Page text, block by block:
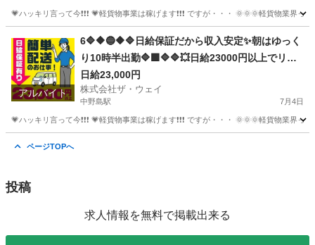
💗ハッキリ言って今❗️❗️❗️ 💗軽貨物事業は稼げます❗️❗️❗️ ですが・・・ 🌞🌞🌞軽貨物業
湘南台駅 ドライバー ネットスーパー
アルバイト
6🔷🔶🔵🔶🔷日給保証だから収入安定✨朝はゆっく
り10時半出勤🔷🟩🔷🔷💥日給23000円以上でリッ
チ💗生活を豊かに
日給23,000円
株式会社ザ・ウェイ
中野島駅 7月4日
💗ハッキリ言って今❗️❗️❗️ 💗軽貨物事業は稼げます❗️❗️❗️ ですが・・・ 🌞🌞🌞軽貨物業
ページTOPへ
投稿
求人情報を無料で掲載出来る